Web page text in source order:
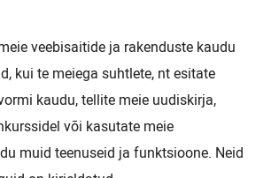
veebisaitide ja rakenduste kaudu
kui te meiega suhtlete, nt esitate
kaudu, tellite meie uudiskirja,
või kasutate meie
muid teenuseid ja funktsioone. Neid